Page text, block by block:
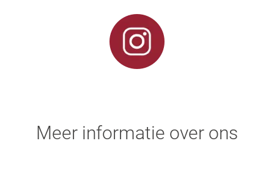
Meer informatie over ons